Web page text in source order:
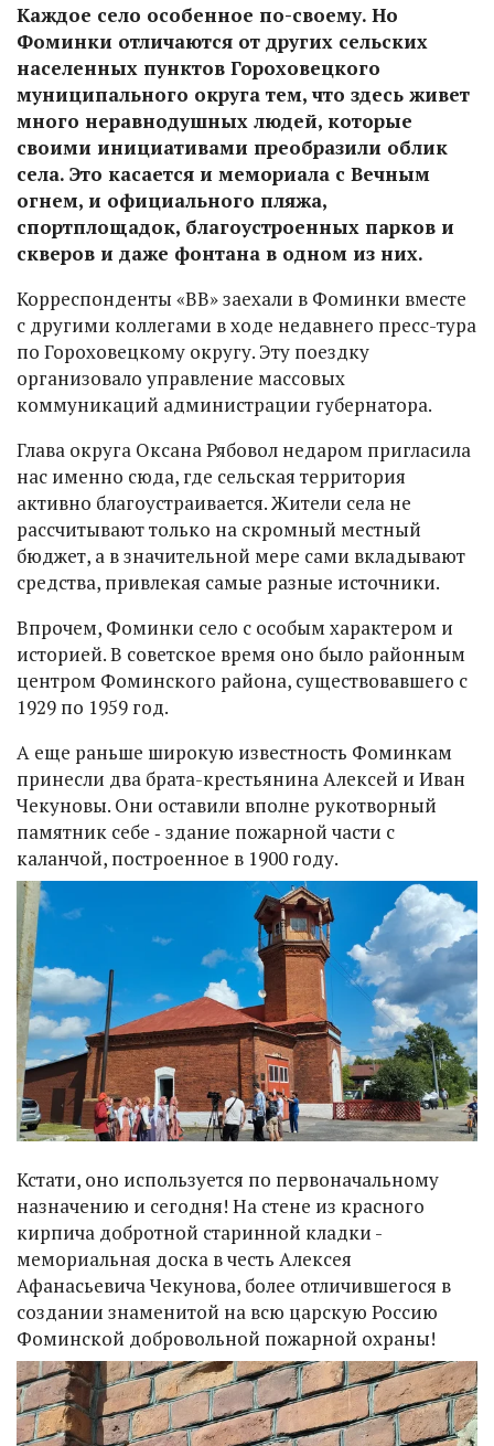
Каждое село особенное по-своему. Но
Фоминки отличаются от других сельских
населенных пунктов Гороховецкого
муниципального округа тем, что здесь живет
много неравнодушных людей, которые
своими инициативами преобразили облик
села. Это касается и мемориала с Вечным
огнем, и официального пляжа,
спортплощадок, благоустроенных парков и
скверов и даже фонтана в одном из них.
Корреспонденты «ВВ» заехали в Фоминки вместе
с другими коллегами в ходе недавнего пресс-тура
по Гороховецкому округу. Эту поездку
организовало управление массовых
коммуникаций администрации губернатора.
Глава округа Оксана Рябовол недаром пригласила
нас именно сюда, где сельская территория
активно благоустраивается. Жители села не
рассчитывают только на скромный местный
бюджет, а в значительной мере сами вкладывают
средства, привлекая самые разные источники.
Впрочем, Фоминки село с особым характером и
историей. В советское время оно было районным
центром Фоминского района, существовавшего с
1929 по 1959 год.
А еще раньше широкую известность Фоминкам
принесли два брата-крестьянина Алексей и Иван
Чекуновы. Они оставили вполне рукотворный
памятник себе ‑ здание пожарной части с
каланчой, построенное в 1900 году.
Кстати, оно используется по первоначальному
назначению и сегодня! На стене из красного
кирпича добротной старинной кладки -
мемориальная доска в честь Алексея
Афанасьевича Чекунова, более отличившегося в
создании знаменитой на всю царскую Россию
Фоминской добровольной пожарной охраны!